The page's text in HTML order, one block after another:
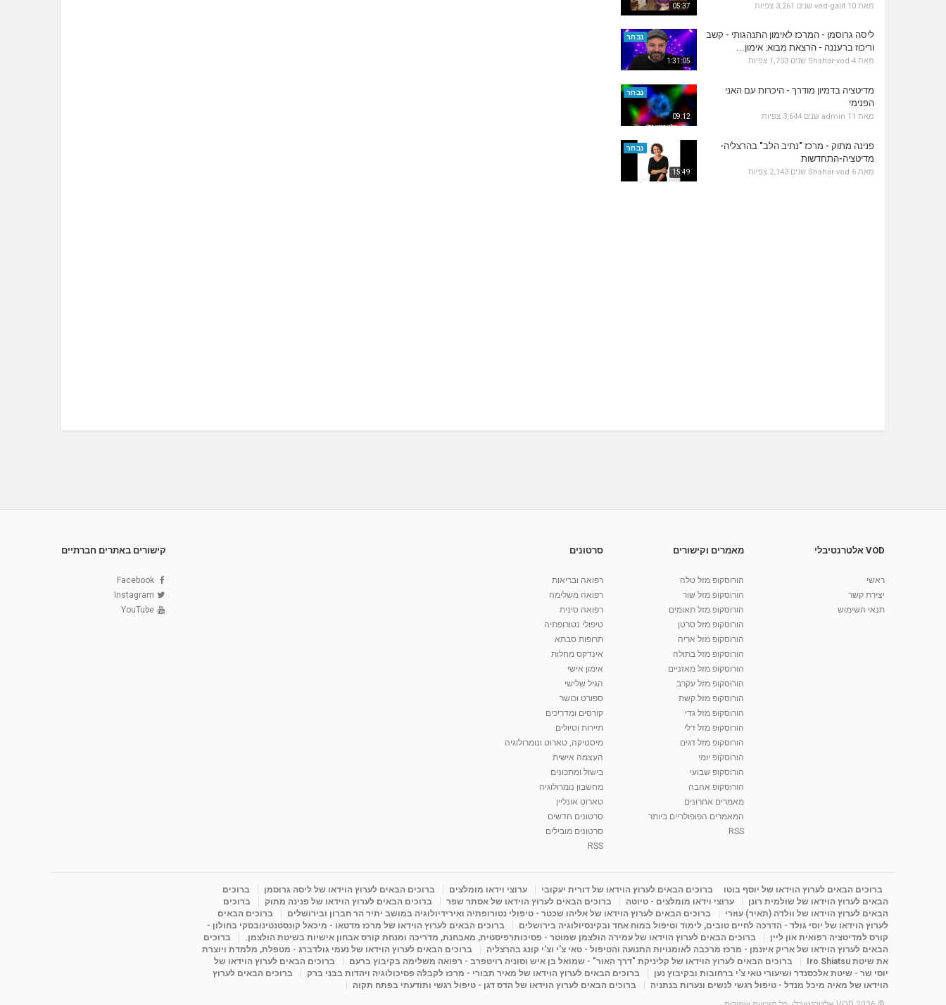
05:37 מאת vod-galit 10 שנים 3,261 צפיות
1:31:05
נבחר
ליסה גרוסמן - המרכז לאימון התנהגותי - קשב
וריכוז ברעננה - הרצאת מבוא: אימון...
מאת Shahar-vod 4 שנים 1,733 צפיות
09:12
נבחר
מדיטציה בדמיון מודרך - היכרות עם האני
הפנימי
מאת admin 11 שנים 3,644 צפיות
15:49
נבחר
פנינה מתוק - מרכז "נתיב הלב" בהרצליה-
מדיטציה-התחדשות
מאת Shahar-vod 6 שנים 2,143 צפיות
VOD אלטרנטיבלי
ראשי
יצירת קשר
תנאי השימוש
מאמרים וקישורים
הורוסקופ מזל טלה
הורוסקופ מזל שור
הורוסקופ מזל תאומים
הורוסקופ מזל סרטן
הורוסקופ מזל אריה
הורוסקופ מזל בתולה
הורוסקופ מזל מאזניים
הורוסקופ מזל עקרב
הורוסקופ מזל קשת
הורוסקופ מזל גדי
הורוסקופ מזל דלי
הורוסקופ מזל דגים
הורוסקופ יומי
הורוסקופ שבועי
הורוסקופ אהבה
מאמרים אחרונים
המאמרים הפופולריים ביותר
RSS
סרטונים
רפואה ובריאות
רפואה משלימה
רפואה סינית
טיפולי נטורופתיה
תרופות סבתא
אינדקס מחלות
אימון אישי
הגיל שלישי
ספורט וכושר
קורסים ומדריכים
תיירות וטיולים
מיסטיקה, טארוט ונומרולוגיה
העצמה אישית
בישול ומתכונים
מחשבון נומרולוגיה
טארוט אונליין
סרטונים חדשים
סרטונים מובילים
RSS
קישורים באתרים חברתיים
Facebook
Instagram
YouTube
ברוכים הבאים לערוץ הוידאו של יוסף בוטו ברוכים הבאים לערוץ הוידאו של דורית יעקובי ערוצי וידאו מומלצים ברוכים הבאים לערוץ הוידאו של ליסה גרוסמן
ברוכים
הבאים לערוץ הוידאו של שולמית רונן
ערוצי וידאו מומלצים - טיוטה ברוכים הבאים לערוץ הוידאו של אסתר שפר ברוכים הבאים לערוץ הוידאו של פנינה מתוק
ברוכים
הבאים לערוץ הוידאו של וולדה (תאיר) עוזרי
ברוכים הבאים לערוץ הוידאו של אליהו שכטר - טיפולי נטורופתיה ואירידיולוגיה במושב יתיר הר חברון ובירושלים
ברוכים הבאים
לערוץ הוידאו של יוסי גולד - הדרכה לחיים טובים, לימוד וטיפול במוח אחד ובקינסיולוגיה בירושלים
ברוכים הבאים לערוץ הוידאו של מרכז מדטאו - מיכאל קונסטנטינובסקי בחולון -
קורס למדיטציה רפואית און ליין
ברוכים הבאים לערוץ הוידאו של עמירה הולצמן שמוטר - פסיכותרפיסטית, מאבחנת, מדריכה ומנחת קורס אבחון אישיות בשיטת הולצמן.
ברוכים
הבאים לערוץ הוידאו של אריק איזנמן - מרכז מרכבה לאומנויות התנועה והטיפול - טאי צ'י וצ'י קונג בהרצליה
ברוכים הבאים לערוץ הוידאו של נעמי גולדברג - מטפלת, מלמדת ויוצרת
את שיטת Iro Shiatsu
ברוכים הבאים לערוץ הוידאו של קליניקת "דרך האור" - שמואל בן איש וסוניה רויטפרב - רפואה משלימה בקיבוץ ברעם
ברוכים הבאים לערוץ הוידאו של
יוסי שר - שיטת אלכסנדר ושיעורי טאי צ'י ברחובות ובקיבוץ נען
ברוכים הבאים לערוץ הוידאו של מאיר תבורי - מרכז לקבלה פסיכולוגיה ויהדות בבני ברק
ברוכים הבאים לערוץ
הוידאו של מאיה מיכל מנדל - טיפול רגשי לנשים ונערות בנתניה
ברוכים הבאים לערוץ הוידאו של הדס דגן - טיפול רגשי ותודעתי בפתח תקוה